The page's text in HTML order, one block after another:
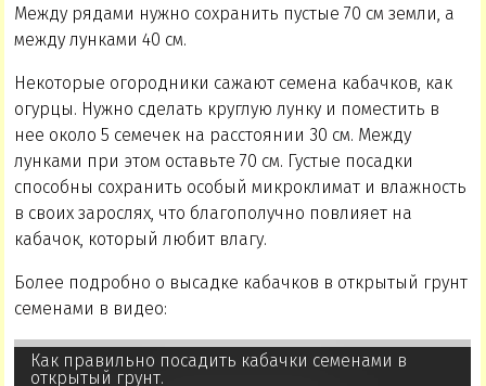
Между рядами нужно сохранить пустые 70 см земли, а
между лунками 40 см.
Некоторые огородники сажают семена кабачков, как
огурцы. Нужно сделать круглую лунку и поместить в
нее около 5 семечек на расстоянии 30 см. Между
лунками при этом оставьте 70 см. Густые посадки
способны сохранить особый микроклимат и влажность
в своих зарослях, что благополучно повлияет на
кабачок, который любит влагу.
Более подробно о высадке кабачков в открытый грунт
семенами в видео:
Как правильно посадить кабачки семенами в
открытый грунт.